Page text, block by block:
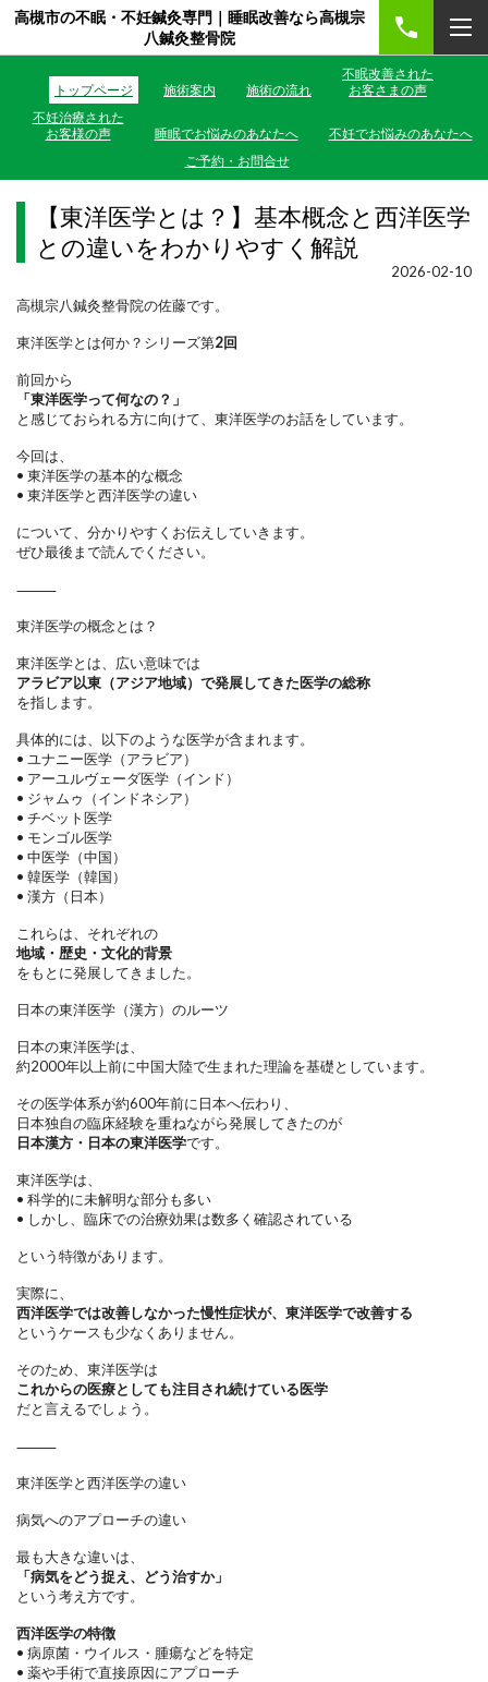
高槻市の不眠・不妊鍼灸専門｜睡眠改善なら高槻宗
八鍼灸整骨院
トップページ 施術案内 施術の流れ
不眠改善された
お客さまの声
不妊治療された
お客様の声
睡眠でお悩みのあなたへ
不妊でお悩みのあなたへ
ご予約・お問合せ
【東洋医学とは？】基本概念と西洋医学
との違いをわかりやすく解説
2026-02-10
高槻宗八鍼灸整骨院の佐藤です。
東洋医学とは何か？シリーズ第2回
前回から
「東洋医学って何なの？」
と感じておられる方に向けて、東洋医学のお話をしています。
今回は、
• 東洋医学の基本的な概念
• 東洋医学と西洋医学の違い
について、分かりやすくお伝えしていきます。
ぜひ最後まで読んでください。
⸻
東洋医学の概念とは？
東洋医学とは、広い意味では
アラビア以東（アジア地域）で発展してきた医学の総称
を指します。
具体的には、以下のような医学が含まれます。
• ユナニー医学（アラビア）
• アーユルヴェーダ医学（インド）
• ジャムゥ（インドネシア）
• チベット医学
• モンゴル医学
• 中医学（中国）
• 韓医学（韓国）
• 漢方（日本）
これらは、それぞれの
地域・歴史・文化的背景
をもとに発展してきました。
日本の東洋医学（漢方）のルーツ
日本の東洋医学は、
約2000年以上前に中国大陸で生まれた理論を基礎としています。
その医学体系が約600年前に日本へ伝わり、
日本独自の臨床経験を重ねながら発展してきたのが
日本漢方・日本の東洋医学です。
東洋医学は、
• 科学的に未解明な部分も多い
• しかし、臨床での治療効果は数多く確認されている
という特徴があります。
実際に、
西洋医学では改善しなかった慢性症状が、東洋医学で改善する
というケースも少なくありません。
そのため、東洋医学は
これからの医療としても注目され続けている医学
だと言えるでしょう。
⸻
東洋医学と西洋医学の違い
病気へのアプローチの違い
最も大きな違いは、
「病気をどう捉え、どう治すか」
という考え方です。
西洋医学の特徴
• 病原菌・ウイルス・腫瘍などを特定
• 薬や手術で直接原因にアプローチ